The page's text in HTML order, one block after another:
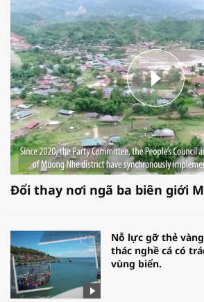
Đổi thay nơi ngã ba biên giới
Nỗ lực gỡ thẻ
thác nghề cá có
vùng biển.